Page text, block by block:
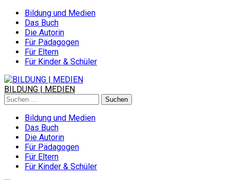
Skip
content
Bildung und Medien
Das Buch
Die Autorin
Für Pädagogen
Für Eltern
Für Kinder & Schüler
BILDUNG | MEDIEN
Suchen
nach:
Bildung und Medien
Das Buch
Die Autorin
Für Pädagogen
Für Eltern
Für Kinder & Schüler